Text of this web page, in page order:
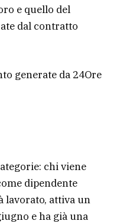
e quello del
dal contratto
generate da 24Ore
chi viene
dipendente
lavorato, attiva un
e ha già una